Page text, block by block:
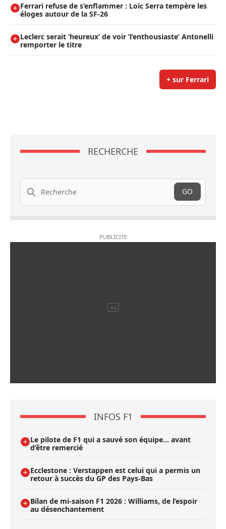
Ferrari refuse de s’enflammer : Loïc Serra tempère les
éloges autour de la SF-26
Leclerc serait ’heureux’ de voir ’l’enthousiaste’ Antonelli
remporter le titre
+ sur Ferrari
RECHERCHE
Recherche
GO
INFOS F1
Le pilote de F1 qui a sauvé son équipe… avant
d’être remercié
Ecclestone : Verstappen est celui qui a permis un
retour à succès du GP des Pays-Bas
Bilan de mi-saison F1 2026 : Williams, de l’espoir
au désenchantement